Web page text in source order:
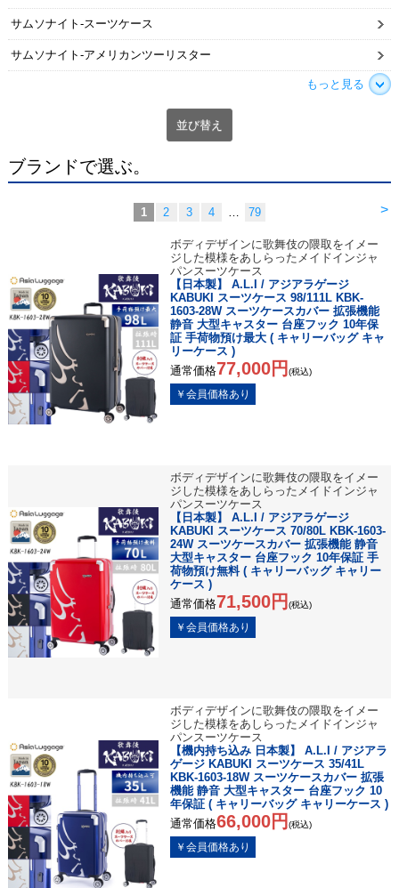
サムソナイト-スーツケース
サムソナイト-アメリカンツーリスター
もっと見る
並び替え
ブランドで選ぶ。
>
1 2 3 4 … 79
ボディデザインに歌舞伎の隈取をイメー
ジした模様をあしらったメイドインジャ
パンスーツケース
【日本製】 A.L.I / アジアラゲージ
KABUKI スーツケース 98/111L KBK-
1603-28W スーツケースカバー 拡張機能
静音 大型キャスター 台座フック 10年保
証 手荷物預け最大 ( キャリーバッグ キャ
リーケース )
通常価格77,000円 (税込)
ボディデザインに歌舞伎の隈取をイメー
ジした模様をあしらったメイドインジャ
パンスーツケース
【日本製】 A.L.I / アジアラゲージ
KABUKI スーツケース 70/80L KBK-1603-
24W スーツケースカバー 拡張機能 静音
大型キャスター 台座フック 10年保証 手
荷物預け無料 ( キャリーバッグ キャリー
ケース )
通常価格71,500円 (税込)
ボディデザインに歌舞伎の隈取をイメー
ジした模様をあしらったメイドインジャ
パンスーツケース
【機内持ち込み 日本製】 A.L.I / アジアラ
ゲージ KABUKI スーツケース 35/41L
KBK-1603-18W スーツケースカバー 拡張
機能 静音 大型キャスター 台座フック 10
年保証 ( キャリーバッグ キャリーケース )
通常価格66,000円 (税込)